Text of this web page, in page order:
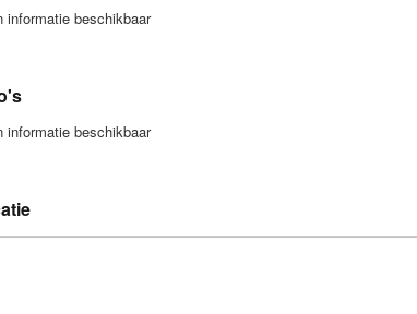
informatie beschikbaar
informatie beschikbaar